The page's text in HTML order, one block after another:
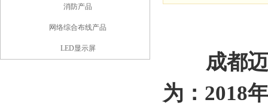
消防产品
网络综合布线产品
LED显示屏
成都迈
为：2018